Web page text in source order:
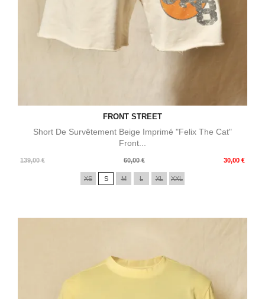
FRONT STREET
Short De Survêtement Beige Imprimé "Felix The Cat"
Front...
139,00 €
Prix
60,00 € 30,00 €
Prix
XS S M L XL XXL